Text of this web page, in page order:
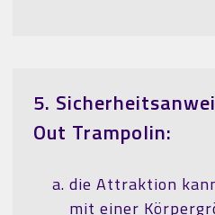
5.
Out Trampolin:
die Attraktion
mit einer